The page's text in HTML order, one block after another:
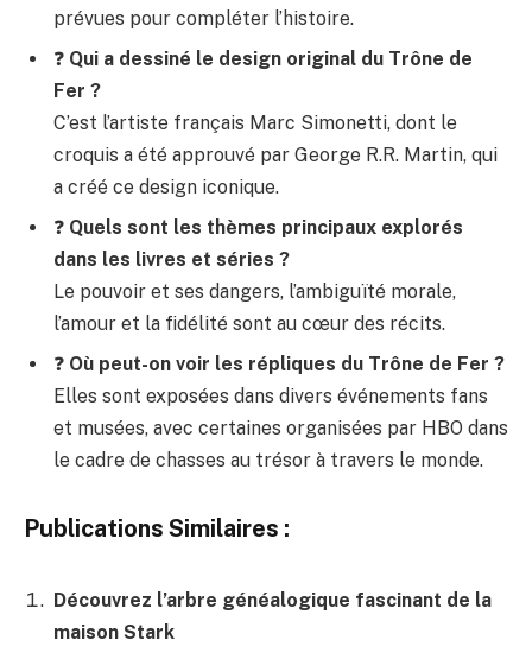
prévues pour compléter l’histoire.
❓ Qui a dessiné le design original du Trône de
Fer ?
C’est l’artiste français Marc Simonetti, dont le
croquis a été approuvé par George R.R. Martin, qui
a créé ce design iconique.
❓ Quels sont les thèmes principaux explorés
dans les livres et séries ?
Le pouvoir et ses dangers, l’ambiguïté morale,
l’amour et la fidélité sont au cœur des récits.
❓ Où peut-on voir les répliques du Trône de Fer ?
Elles sont exposées dans divers événements fans
et musées, avec certaines organisées par HBO dans
le cadre de chasses au trésor à travers le monde.
Publications Similaires :
Découvrez l’arbre généalogique fascinant de la
maison Stark